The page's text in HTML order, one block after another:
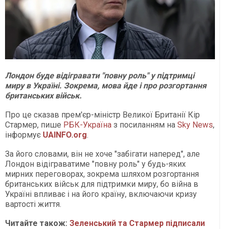
Лондон буде відігравати "повну роль" у підтримці
миру в Україні. Зокрема, мова йде і про розгортання
британських військ.
Про це сказав прем'єр-міністр Великої Британії Кір
Стармер, пише РБК-Україна з посиланням на Sky News,
інформує UAINFO.org.
За його словами, він не хоче "забігати наперед", але
Лондон відіграватиме "повну роль" у будь-яких
мирних переговорах, зокрема шляхом розгортання
британських військ для підтримки миру, бо війна в
Україні впливає і на його країну, включаючи кризу
вартості життя.
Читайте також: Зеленський та Стармер підписали